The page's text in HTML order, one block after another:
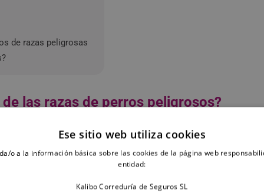
de razas peligrosas
las razas de perros peligrosos?
cta__row">     <div class="spp-cta__media"><img
alt="Seguro para perros potencialmente peligrosos (PPP)"></
<p class="spp-cta__text">Cumple la ley con el seguro
cta__btn" href="https://www.seguroparaperros.com/seguro-
online en 1 minuto: <a class="spp-cta__link" href="https://
Ese sitio web utiliza cookies
o a la información básica sobre las cookies de la página web
entidad:
Kalibo Correduría de Seguros SL